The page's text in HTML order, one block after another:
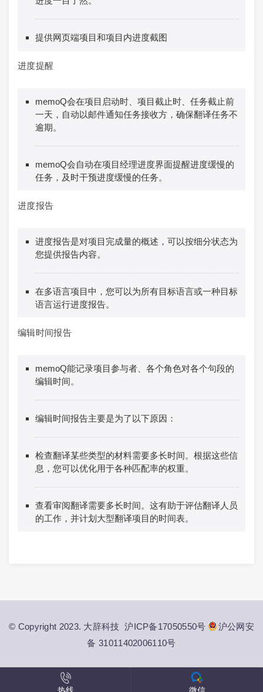
提供网页端项目和项目内进度截图
进度提醒
memoQ会在项目启动时、项目截止时、任务截止前
一天，自动以邮件通知任务接收方，确保翻译任务不
逾期。
memoQ会自动在项目经理进度界面提醒进度缓慢的
任务，及时干预进度缓慢的任务。
进度报告
进度报告是对项目完成量的概述，可以按细分状态为
您提供报告内容。
在多语言项目中，您可以为所有目标语言或一种目标
语言运行进度报告。
编辑时间报告
memoQ能记录项目参与者、各个角色对各个句段的
编辑时间。
编辑时间报告主要是为了以下原因：
检查翻译某些类型的材料需要多长时间。根据这些信
息，您可以优化用于各种匹配率的权重。
查看审阅翻译需要多长时间。这有助于评估翻译人员
的工作，并计划大型翻译项目的时间表。
© Copyright 2023. 大辞科技沪ICP备17050550号
沪公网安
备 31011402006110号